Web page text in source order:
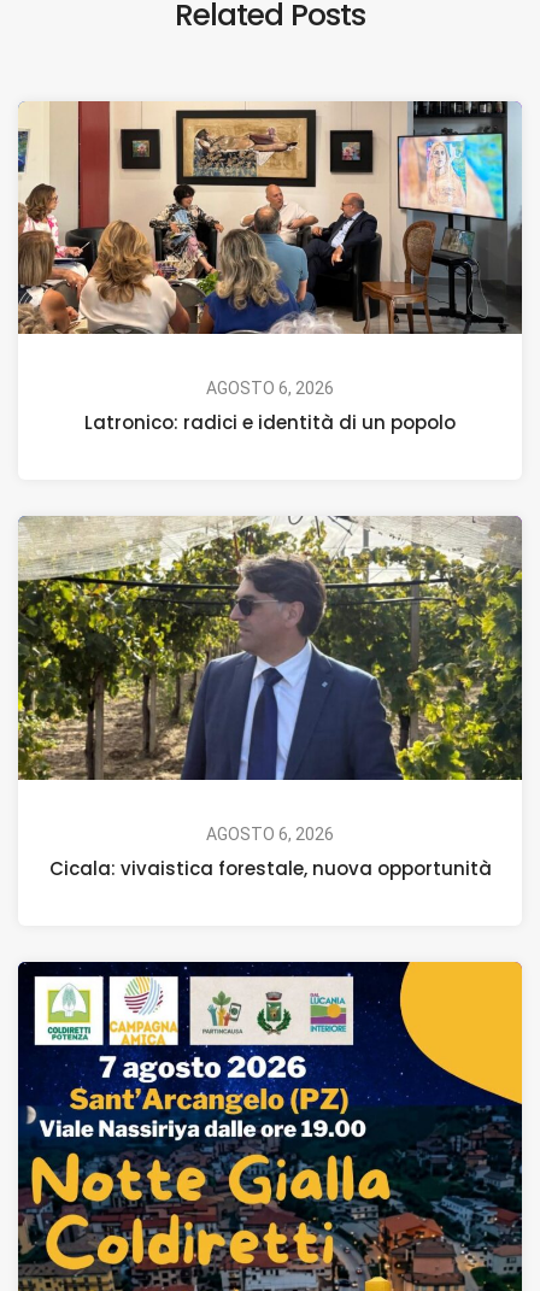
Related Posts
AGOSTO 6, 2026
Latronico: radici e identità di un popolo
AGOSTO 6, 2026
Cicala: vivaistica forestale, nuova opportunità